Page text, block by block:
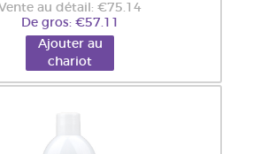
au détail: €75.14
De gros: €57.11
Ajouter au
chariot